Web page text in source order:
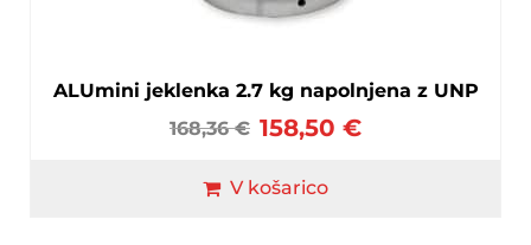
ALUmini jeklenka 2.7 kg napolnjena z UNP
168,36€ 158,50 €
V košarico